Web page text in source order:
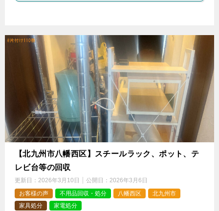
【北九州市八幡西区】スチールラック、ポット、テ
レビ台等の回収
更新日： 2026年3月10日 公開日： 2026年3月6日
お客様の声
不用品回収・処分 八幡西区
北九州市
家具処分
家電処分